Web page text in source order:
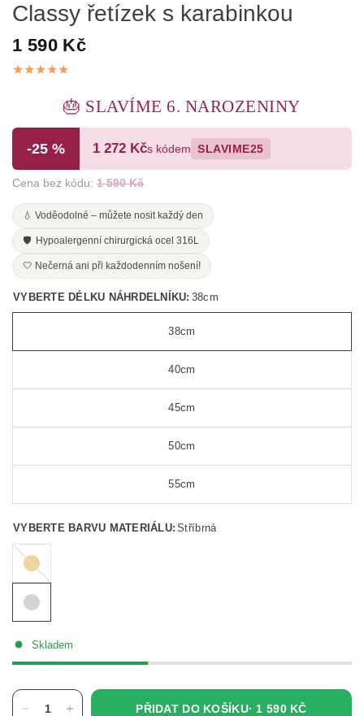
Classy řetízek s karabinkou
1 590 Kč
🎂 SLAVÍME 6. NAROZENINY
-25 % 1 272 Kčs kódem SLAVIME25
Cena bez kódu:1 590 Kč
💧 Voděodolné – můžete nosit každý den
🛡️ Hypoalergenní chirurgická ocel 316L
🤍 Nečerná ani při každodenním nošení!
VYBERTE DÉLKU NÁHRDELNÍKU: 38cm
38cm
40cm
45cm
50cm
55cm
VYBERTE BARVU MATERIÁLU: Stříbrná
Zlatá
Skladem
PŘIDAT DO KOŠÍKU· 1 590 KČ